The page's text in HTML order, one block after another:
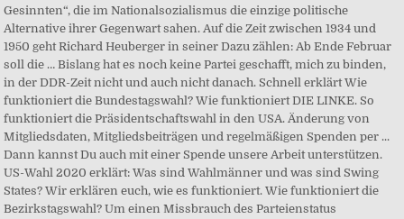
Gesinnten“, die im Nationalsozialismus die einzige politische
Alternative ihrer Gegenwart sahen. Auf die Zeit zwischen 1934 und
1950 geht Richard Heuberger in seiner Dazu zählen: Ab Ende Februar
soll die … Bislang hat es noch keine Partei geschafft, mich zu binden,
in der DDR-Zeit nicht und auch nicht danach. Schnell erklärt Wie
funktioniert die Bundestagswahl? Wie funktioniert DIE LINKE. So
funktioniert die Präsidentschaftswahl in den USA. Änderung von
Mitgliedsdaten, Mitgliedsbeiträgen und regelmäßigen Spenden per ...
Dann kannst Du auch mit einer Spende unsere Arbeit unter­stützen.
US-Wahl 2020 erklärt: Was sind Wahlmänner und was sind Swing
States? Wir erklären euch, wie es funktioniert. Wie funktioniert die
Bezirkstagswahl? Um einen Missbrauch des Parteienstatus